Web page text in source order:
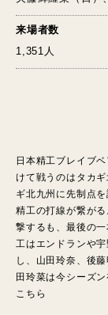
来場者数
1,351人
日本精工ブレイブ
けて戦うのはタカ
ギ北九州に先制点
精工の打線が繋が
撃するも、最後の
工はエンドランや
し、山田玲奈、後
田玲菜は今シーズ
こちら